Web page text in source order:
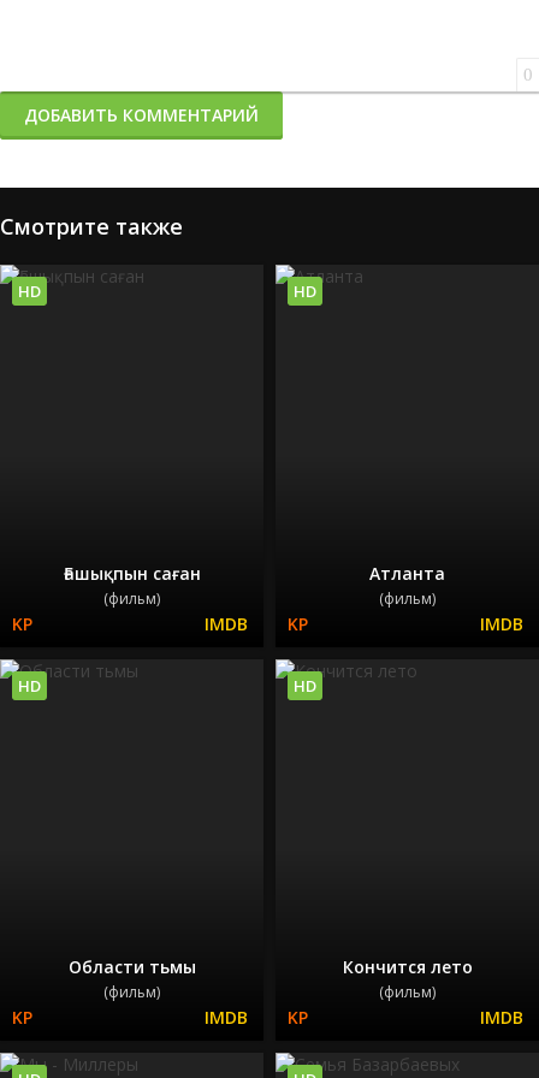
0
ДОБАВИТЬ КОММЕНТАРИЙ
Смотрите также
Ғашықпын саған
(фильм)
HD
Атланта
(фильм)
HD
Области тьмы
(фильм)
HD
Кончится лето
(фильм)
HD